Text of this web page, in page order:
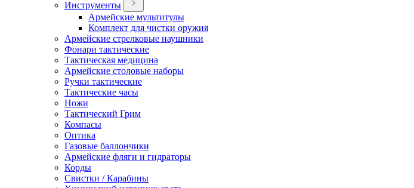
Инструменты
Армейские мультитулы
Комплект для чистки оружия
Армейские стрелковые наушники
Фонари тактические
Тактическая медицина
Армейские столовые наборы
Ручки тактические
Тактические часы
Ножи
Тактический Грим
Компасы
Оптика
Газовые баллончики
Армейские фляги и гидраторы
Корды
Свистки / Карабины